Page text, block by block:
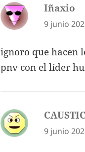
Iñaxio
9 junio
ignoro que hacen
pnv con el líder
9 junio